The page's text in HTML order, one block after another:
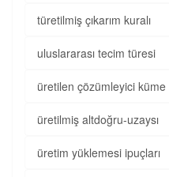
türetilmiş çıkarım kuralı
uluslararası tecim türesi
üretilen çözümleyici küme
üretilmiş altdoğru-uzaysı
üretim yüklemesi ipuçları